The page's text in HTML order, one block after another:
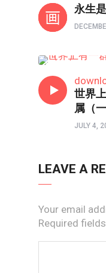
永生
世界
属（一
JULY 4,
LEAVE A
Your email
Required